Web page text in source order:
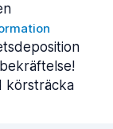
körsträcka